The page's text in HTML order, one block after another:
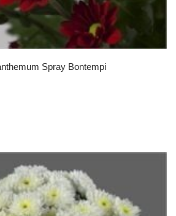
Spray Bontempi